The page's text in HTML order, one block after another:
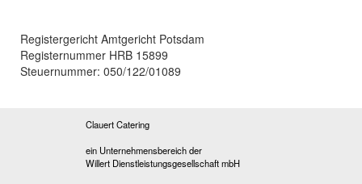
Registergericht Amtgericht Potsdam
Registernummer HRB 15899
Steuernummer: 050/122/01089
Clauert Catering
ein Unternehmensbereich der
Willert Dienstleistungsgesellschaft mbH